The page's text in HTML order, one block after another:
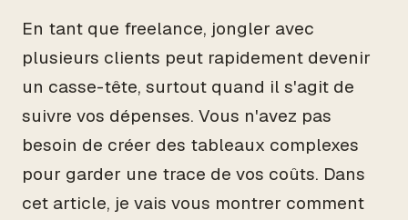
En tant que freelance, jongler avec
plusieurs clients peut rapidement devenir
un casse-tête, surtout quand il s'agit de
suivre vos dépenses. Vous n'avez pas
besoin de créer des tableaux complexes
pour garder une trace de vos coûts. Dans
cet article, je vais vous montrer comment